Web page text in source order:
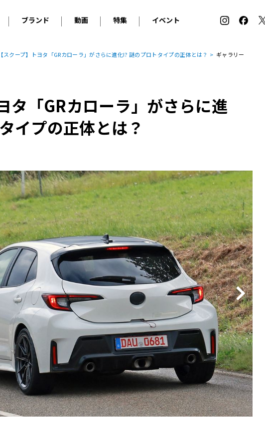
ブランド
輸入車 アウディ BMW
アルピナ
プジョー
ルノー
アバルト
フェラーリ
フィアット
ランボルギーニ
マセラティ
MINI
モーガン
ロールス・ロイス
ボルボ
キャデラック
シボレー
ジープ
テスラ
ヒョンデ
BYD
その他
国産車 レクサス トヨタ
日産
ホンダ
スバル
マツダ
三菱
スズキ
光岡
その他
動画
オリジナル動画
特集
2026 サマータイヤ＆ホイール バイヤーズガイド
ホイールカタログ
タイヤ特集
イベント
ル・ボラン カーズ・ミート2026横浜
EV:LIFE KOBE 2025
ル・ボラン カーズ・ミート2025横浜
【スクープ】トヨタ「GRカローラ」がさらに進化!? 謎のプロトタイプの正体とは？ ギャラリー
タ「GRカローラ」がさらに進
イプの正体とは？